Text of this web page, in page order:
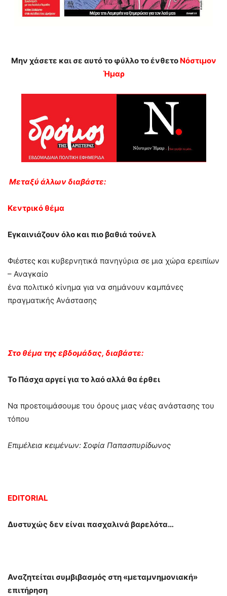
Μην χάσετε και σε αυτό το φύλλο το ένθετο Νόστιμον
Ήμαρ
Μεταξύ άλλων διαβάστε:
Κεντρικό θέμα
Εγκαινιάζουν όλο και πιο βαθιά τούνελ
Φιέστες και κυβερνητικά πανηγύρια σε μια χώρα ερειπίων
– Αναγκαίο
ένα πολιτικό κίνημα για να σημάνουν καμπάνες
πραγματικής Ανάστασης
Στο θέμα της εβδομάδας, διαβάστε:
Το Πάσχα αργεί για το λαό αλλά θα έρθει
Να προετοιμάσουμε του όρους μιας νέας ανάστασης του
τόπου
Επιμέλεια κειμένων: Σοφία Παπασπυρίδωνος
EDITORIAL
Δυστυχώς δεν είναι πασχαλινά βαρελότα…
Αναζητείται συμβιβασμός στη «μεταμνημονιακή»
επιτήρηση